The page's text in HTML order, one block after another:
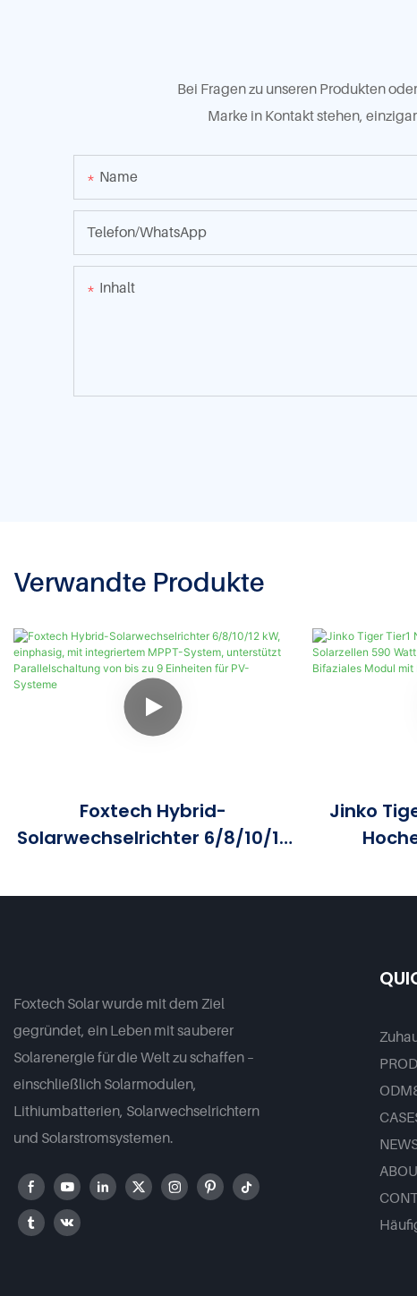
Bei Fragen zu unseren Produkten
Marke in Kontakt stehen,
Name
Telefon/WhatsApp
Inhalt
Verwandte Produkte
Foxtech Hybrid-
Solarwechselrichter 6/8/10/12
Integriertem MPPT-System,
Jinko
630 Watt
Foxtech Solar wurde mit dem Ziel
gegründet, ein Leben mit sauberer
Solarenergie für die Welt zu schaffen –
einschließlich Solarmodulen,
Lithiumbatterien, Solarwechselrichtern
und Solarstromsystemen.